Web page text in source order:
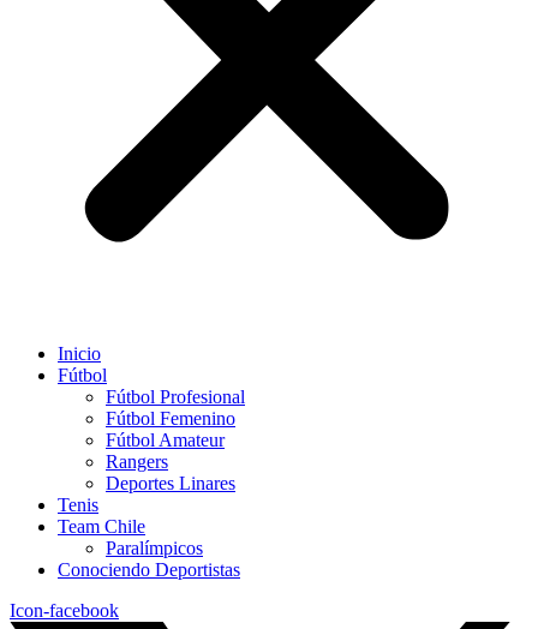
Inicio
Fútbol
Fútbol Profesional
Fútbol Femenino
Fútbol Amateur
Rangers
Deportes Linares
Tenis
Team Chile
Paralímpicos
Conociendo Deportistas
Icon-facebook